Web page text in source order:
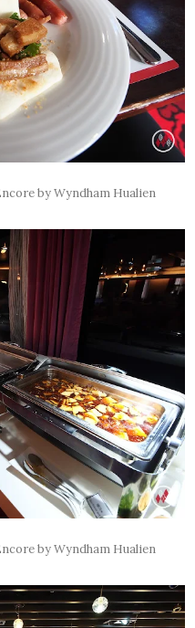
by Wyndham Hualien
by Wyndham Hualien